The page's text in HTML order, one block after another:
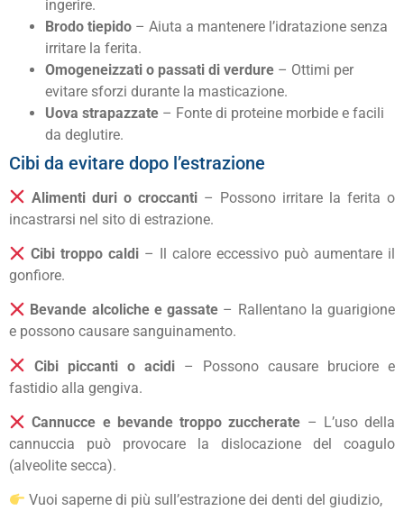
ingerire.
Brodo tiepido – Aiuta a mantenere l’idratazione senza
irritare la ferita.
Omogeneizzati o passati di verdure – Ottimi per
evitare sforzi durante la masticazione.
Uova strapazzate – Fonte di proteine morbide e facili
da deglutire.
Cibi da evitare dopo l’estrazione
Alimenti duri o croccanti – Possono irritare la ferita o
incastrarsi nel sito di estrazione.
Cibi troppo caldi – Il calore eccessivo può aumentare il
gonfiore.
Bevande alcoliche e gassate – Rallentano la guarigione
e possono causare sanguinamento.
Cibi piccanti o acidi – Possono causare bruciore e
fastidio alla gengiva.
Cannucce e bevande troppo zuccherate – L’uso della
cannuccia può provocare la dislocazione del coagulo
(alveolite secca).
Vuoi saperne di più sull’estrazione dei denti del giudizio,